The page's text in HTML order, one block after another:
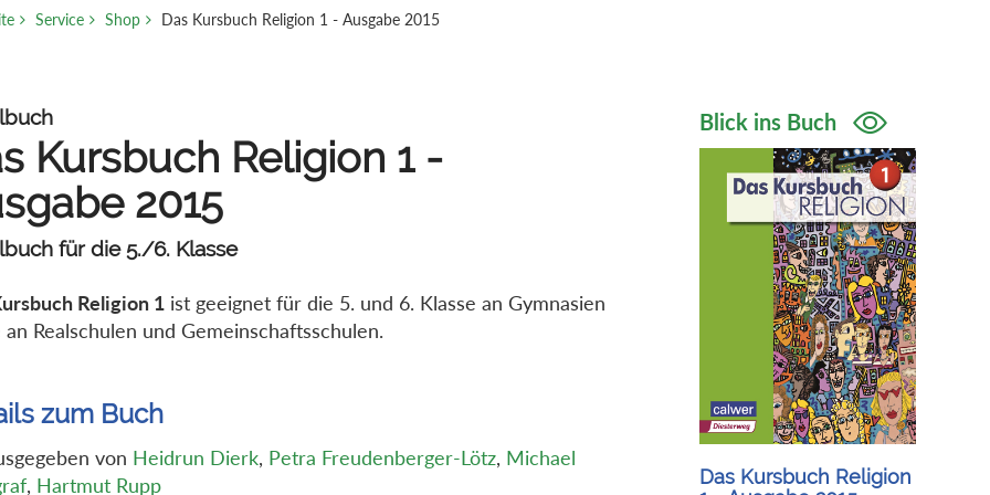
Service Shop Das Kursbuch Religion 1 - Ausgabe 2015
Kursbuch Religion 1 -
2015
für die 5./6. Klasse
Religion 1 ist geeignet für die 5. und 6. Klasse an Gymnasien
an Realschulen und Gemeinschaftsschulen.
zum Buch
von Heidrun Dierk, Petra Freudenberger-Lötz, Michael
, Hartmut Rupp
Blick ins Buch
Das Kursbuch Religion